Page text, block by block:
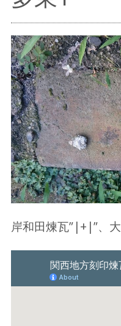
岸和田煉瓦”|+|”、